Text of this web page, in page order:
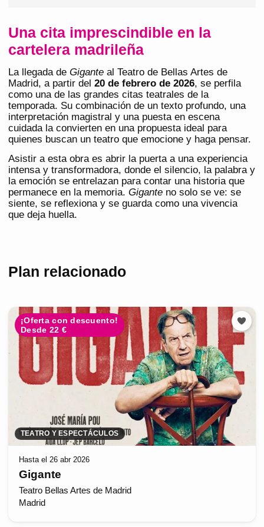
Una cita imprescindible en la
cartelera madrileña
La llegada de Gigante al Teatro de Bellas Artes de
Madrid, a partir del 20 de febrero de 2026, se perfila
como una de las grandes citas teatrales de la
temporada. Su combinación de un texto profundo, una
interpretación magistral y una puesta en escena
cuidada la convierten en una propuesta ideal para
quienes buscan un teatro que emocione y haga pensar.
Asistir a esta obra es abrir la puerta a una experiencia
intensa y transformadora, donde el silencio, la palabra y
la emoción se entrelazan para contar una historia que
permanece en la memoria. Gigante no solo se ve: se
siente, se reflexiona y se guarda como una vivencia
que deja huella.
Plan relacionado
¡Oferta con descuento!
Desde 22 €
TEATRO Y ESPECTÁCULOS
Hasta el 26 abr 2026
Gigante
Teatro Bellas Artes de Madrid
Madrid